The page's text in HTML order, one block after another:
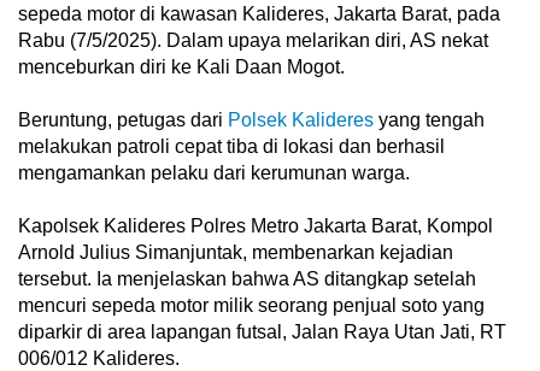
sepeda motor di kawasan Kalideres, Jakarta Barat, pada
Rabu (7/5/2025). Dalam upaya melarikan diri, AS nekat
menceburkan diri ke Kali Daan Mogot.
Beruntung, petugas dari Polsek Kalideres yang tengah
melakukan patroli cepat tiba di lokasi dan berhasil
mengamankan pelaku dari kerumunan warga.
Kapolsek Kalideres Polres Metro Jakarta Barat, Kompol
Arnold Julius Simanjuntak, membenarkan kejadian
tersebut. Ia menjelaskan bahwa AS ditangkap setelah
mencuri sepeda motor milik seorang penjual soto yang
diparkir di area lapangan futsal, Jalan Raya Utan Jati, RT
006/012 Kalideres.